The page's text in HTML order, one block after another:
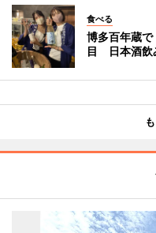
食べる
博多百年蔵
目 日本酒飲